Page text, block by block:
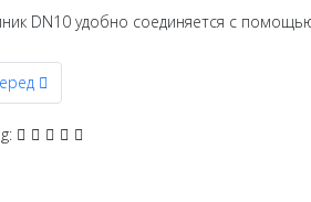
DN10 удобно соединяется с
Торкрет пушка